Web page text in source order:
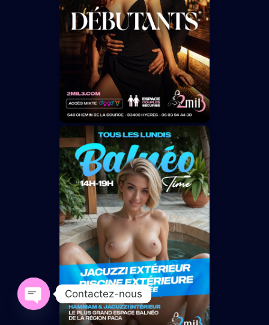
Contactez-nous
Open chaty